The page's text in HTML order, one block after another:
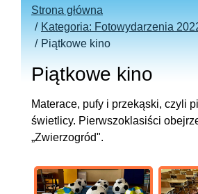
Strona główna
Kategoria: Fotowydarzenia
Piątkowe kino
Piątkowe kino
Materace, pufy i przekąski, czyli
świetlicy. Pierwszoklasiści
„Zwierzogród".